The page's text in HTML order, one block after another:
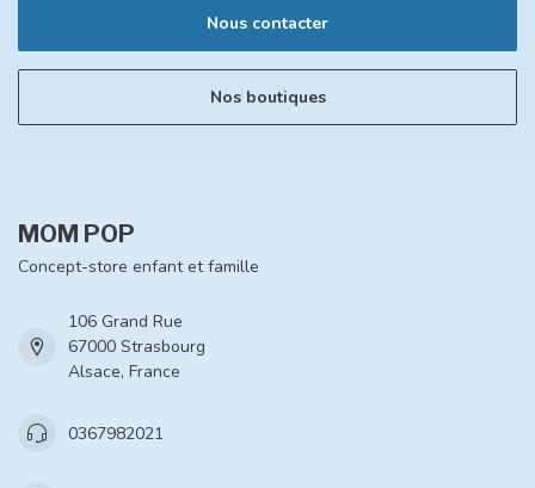
Nous contacter
Nos boutiques
MOM POP
Concept-store enfant et famille
106 Grand Rue
67000 Strasbourg
Alsace, France
0367982021